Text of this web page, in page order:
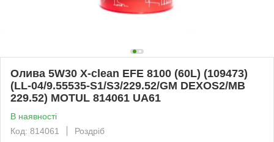
Олива 5W30 X-clean EFE 8100 (60L) (109473)
(LL-04/9.55535-S1/S3/229.52/GM DEXOS2/MB
229.52) MOTUL 814061 UA61
В наявності
Код: 814061
Роздріб